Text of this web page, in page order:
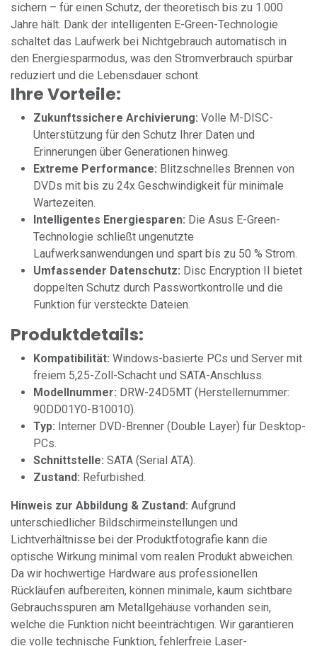
sichern – für einen Schutz, der theoretisch bis zu 1.000
Jahre hält. Dank der intelligenten E-Green-Technologie
schaltet das Laufwerk bei Nichtgebrauch automatisch in
den Energiesparmodus, was den Stromverbrauch spürbar
reduziert und die Lebensdauer schont.
Ihre Vorteile:
Zukunftssichere Archivierung: Volle M-DISC-
Unterstützung für den Schutz Ihrer Daten und
Erinnerungen über Generationen hinweg.
Extreme Performance: Blitzschnelles Brennen von
DVDs mit bis zu 24x Geschwindigkeit für minimale
Wartezeiten.
Intelligentes Energiesparen: Die Asus E-Green-
Technologie schließt ungenutzte
Laufwerksanwendungen und spart bis zu 50 % Strom.
Umfassender Datenschutz: Disc Encryption II bietet
doppelten Schutz durch Passwortkontrolle und die
Funktion für versteckte Dateien.
Produktdetails:
Kompatibilität: Windows-basierte PCs und Server mit
freiem 5,25-Zoll-Schacht und SATA-Anschluss.
Modellnummer: DRW-24D5MT (Herstellernummer:
90DD01Y0-B10010).
Typ: Interner DVD-Brenner (Double Layer) für Desktop-
PCs.
Schnittstelle: SATA (Serial ATA).
Zustand: Refurbished.
Hinweis zur Abbildung & Zustand: Aufgrund
unterschiedlicher Bildschirmeinstellungen und
Lichtverhältnisse bei der Produktfotografie kann die
optische Wirkung minimal vom realen Produkt abweichen.
Da wir hochwertige Hardware aus professionellen
Rückläufen aufbereiten, können minimale, kaum sichtbare
Gebrauchsspuren am Metallgehäuse vorhanden sein,
welche die Funktion nicht beeinträchtigen. Wir garantieren
die volle technische Funktion, fehlerfreie Laser-